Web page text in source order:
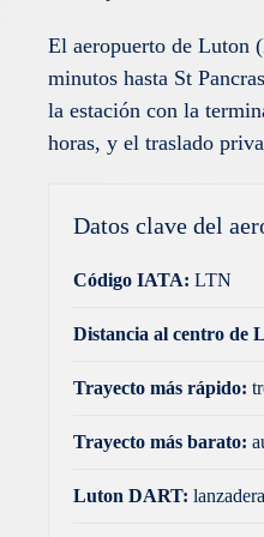
El aeropuerto de Luton
minutos hasta St
la estación con la
horas, y el traslado
Datos clave del
Código IATA: LTN
Distancia al centro de
Trayecto más rápido:
Trayecto más barato:
Luton DART: